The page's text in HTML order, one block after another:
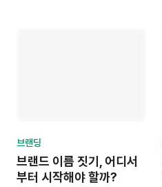
브랜딩
브랜드 이름 짓기, 어디서
부터 시작해야 할까?